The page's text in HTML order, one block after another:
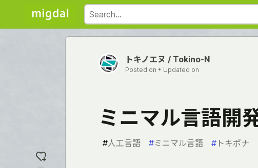
トキノエヌ / Tokino-N
Posted on • Updated on
ミニマル言語開
#人工言語 #ミニマル言語 # トキポナ